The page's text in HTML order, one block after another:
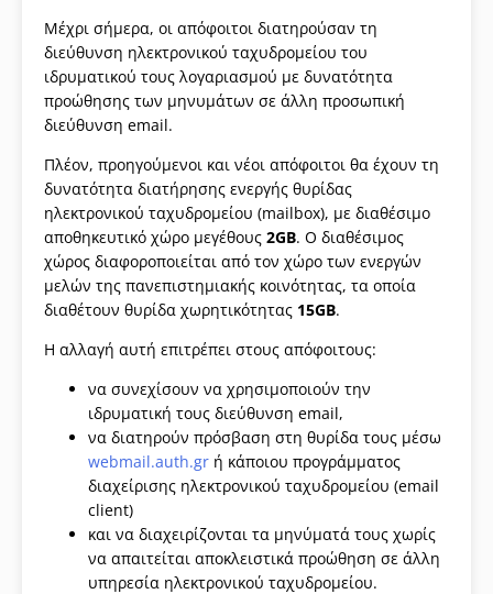
Μέχρι σήμερα, οι απόφοιτοι διατηρούσαν τη
διεύθυνση ηλεκτρονικού ταχυδρομείου του
ιδρυματικού τους λογαριασμού με δυνατότητα
προώθησης των μηνυμάτων σε άλλη προσωπική
διεύθυνση email.
Πλέον, προηγούμενοι και νέοι απόφοιτοι θα έχουν τη
δυνατότητα διατήρησης ενεργής θυρίδας
ηλεκτρονικού ταχυδρομείου (mailbox), με διαθέσιμο
αποθηκευτικό χώρο μεγέθους 2GB. Ο διαθέσιμος
χώρος διαφοροποιείται από τον χώρο των ενεργών
μελών της πανεπιστημιακής κοινότητας, τα οποία
διαθέτουν θυρίδα χωρητικότητας 15GB.
Η αλλαγή αυτή επιτρέπει στους απόφοιτους:
να συνεχίσουν να χρησιμοποιούν την
ιδρυματική τους διεύθυνση email,
να διατηρούν πρόσβαση στη θυρίδα τους μέσω
webmail.auth.gr ή κάποιου προγράμματος
διαχείρισης ηλεκτρονικού ταχυδρομείου (email
client)
και να διαχειρίζονται τα μηνύματά τους χωρίς
να απαιτείται αποκλειστικά προώθηση σε άλλη
υπηρεσία ηλεκτρονικού ταχυδρομείου.